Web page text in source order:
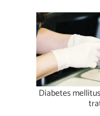
Diabetes